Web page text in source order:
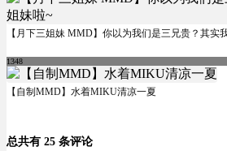
【月下三姐妹 MMD】你以为我们是三兄贵？其实
1348
【自制MMD】水着MIKU清凉一夏
总共有 25 条评论